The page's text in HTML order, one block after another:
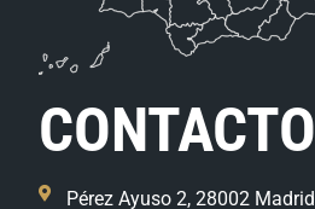
CONTACTO
Pérez Ayuso 2, 28002 Madrid